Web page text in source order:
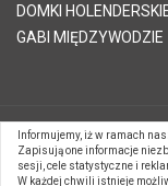
DOMKI
GABI MIĘDZYWODZIE
© 2026 Telvinet Sp. z
Systemy CMS
Zaloguj się| |
Informujemy, iż w ramach
Zapisują one informacje
sesji, cele statystyczne i
W każdej chwili istnieje